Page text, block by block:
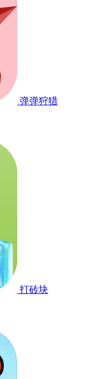
弹弹狩猎
打砖块